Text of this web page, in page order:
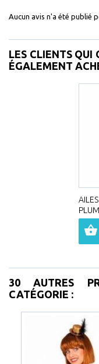
Aucun avis n'a été publié
LES CLIENTS QUI
ÉGALEMENT
30 AUTRES
CATÉGORIE :